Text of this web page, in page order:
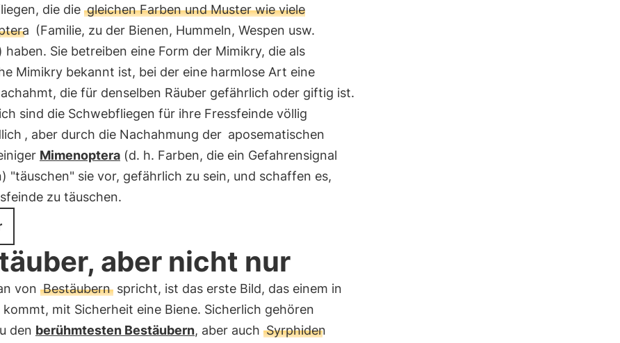
die die gleichen Farben und Muster wie viele
(Familie, zu der Bienen, Hummeln, Wespen usw.
haben. Sie betreiben eine Form der Mimikry, die als
Mimikry bekannt ist, bei der eine harmlose Art eine
die für denselben Räuber gefährlich oder giftig ist.
sind die Schwebfliegen für ihre Fressfeinde völlig
, aber durch die Nachahmung der aposematischen
Mimenoptera(d. h. Farben, die ein Gefahrensignal
"täuschen" sie vor, gefährlich zu sein, und schaffen es,
zu täuschen.
aber nicht nur
von Bestäubernspricht, ist das erste Bild, das einem in
kommt, mit Sicherheit eine Biene. Sicherlich gehören
den berühmtesten Bestäubern, aber auch Syrphiden